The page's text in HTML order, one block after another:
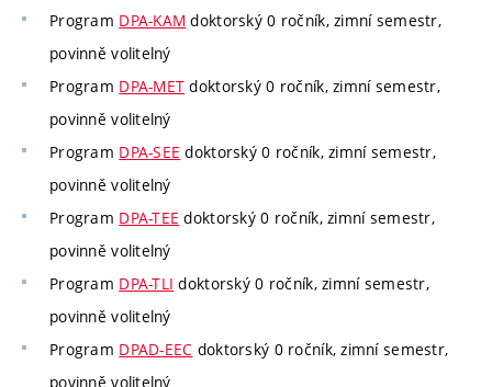
Program DPA-KAM doktorský 0 ročník, zimní semestr,
povinně volitelný
Program DPA-MET doktorský 0 ročník, zimní semestr,
povinně volitelný
Program DPA-SEE doktorský 0 ročník, zimní semestr,
povinně volitelný
Program DPA-TEE doktorský 0 ročník, zimní semestr,
povinně volitelný
Program DPA-TLI doktorský 0 ročník, zimní semestr,
povinně volitelný
Program DPAD-EEC doktorský 0 ročník, zimní semestr,
povinně volitelný